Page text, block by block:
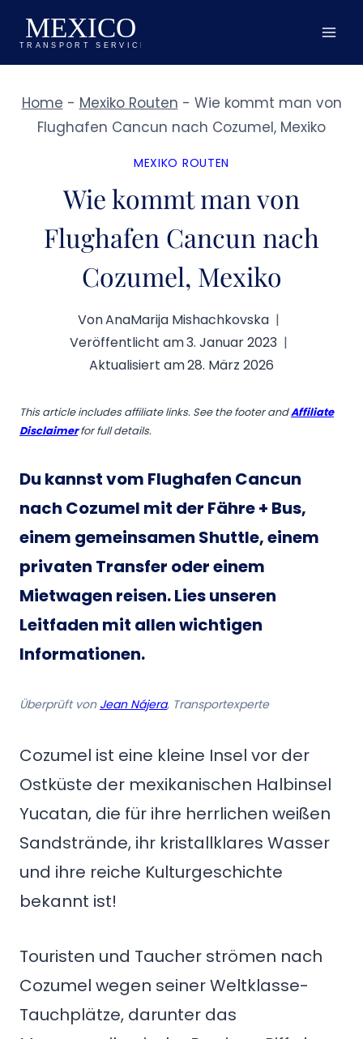
Zum
Inhalt
springen
Home - Mexiko Routen - Wie kommt man von
Flughafen Cancun nach Cozumel, Mexiko
MEXIKO ROUTEN
Wie kommt man von
Flughafen Cancun nach
Cozumel, Mexiko
VonAnaMarija Mishachkovska
Veröffentlicht am3. Januar 2023
Aktualisiert am28. März 2026
This article includes affiliate links. See the footer andAffiliate
Disclaimerfor full details.
Du kannst vom Flughafen Cancun
nach Cozumel mit der Fähre + Bus,
einem gemeinsamen Shuttle, einem
privaten Transfer oder einem
Mietwagen reisen. Lies unseren
Leitfaden mit allen wichtigen
Informationen.
Überprüft von Jean Nájera, Transportexperte
Cozumel ist eine kleine Insel vor der
Ostküste der mexikanischen Halbinsel
Yucatan, die für ihre herrlichen weißen
Sandstrände, ihr kristallklares Wasser
und ihre reiche Kulturgeschichte
bekannt ist!
Touristen und Taucher strömen nach
Cozumel wegen seiner Weltklasse-
Tauchplätze, darunter das